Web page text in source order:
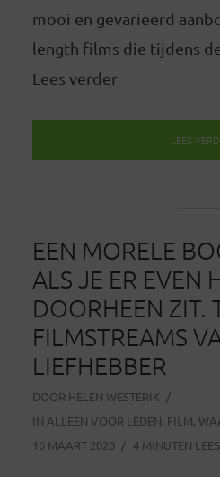
mooi en gevarieerd
length films die tijdens
Lees verder
LEES
EEN MORELE
ALS JE ER EVEN
DOORHEEN ZIT.
FILMSTREAMS
LIEFHEBBER
DOOR HELEN WESTERIK
IN ALLEEN VOOR LEDEN, FILM,
16 MAART 2020
4 MINUTEN